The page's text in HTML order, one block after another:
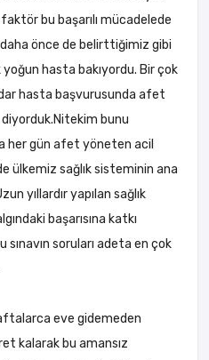
bu başarılı mücadelede
önce de belirttiğimiz gibi
hasta bakıyordu. Bir çok
hasta başvurusunda afet
bunu
her gün afet yöneten acil
ülkemiz sağlık sisteminin ana
yıllardır yapılan sağlık
başarısına katkı
sınavın soruları adeta en çok
eve gidemeden
kalarak bu amansız